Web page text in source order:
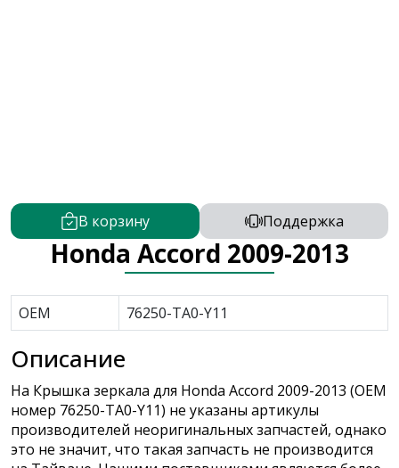
В корзину Поддержка
Honda Accord 2009-2013
OEM 76250-TA0-Y11
Описание
На Крышка зеркала для Honda Accord 2009-2013 (OEM
номер 76250-TA0-Y11) не указаны артикулы
производителей неоригинальных запчастей, однако
это не значит, что такая запчасть не производится